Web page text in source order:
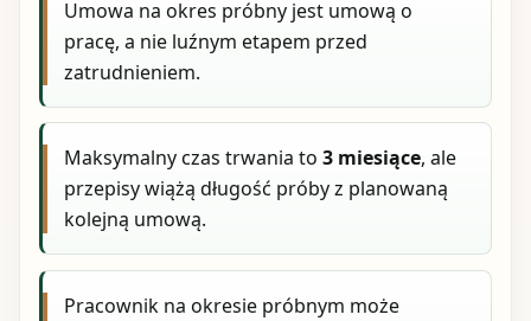
Umowa na okres próbny jest umową o
pracę, a nie luźnym etapem przed
zatrudnieniem.
Maksymalny czas trwania to3 miesiące, ale
przepisy wiążą długość próby z planowaną
kolejną umową.
Pracownik na okresie próbnym może